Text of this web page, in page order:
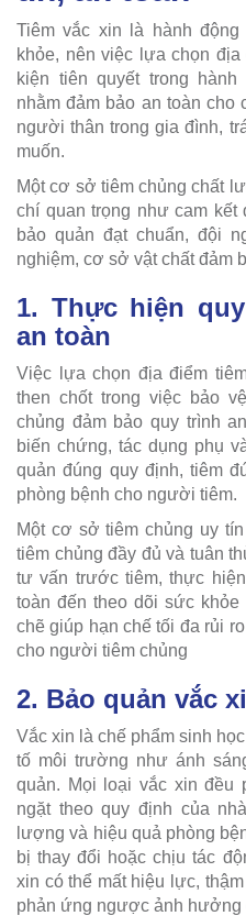
Tiêm vắc xin là hành
khỏe, nên việc lựa chọn
kiện tiên quyết trong
nhằm đảm bảo an toàn
người thân trong gia đình,
muốn.
Một cơ sở tiêm chủng chất
chí quan trọng như cam kết
bảo quản đạt chuẩn, đội
nghiệm, cơ sở vật chất đảm
1. Thực hiện
an toàn
Việc lựa chọn địa điểm
then chốt trong việc bảo
chủng đảm bảo quy trình
biến chứng, tác dụng phụ
quản đúng quy định, tiêm
phòng bệnh cho người tiêm.
Một cơ sở tiêm chủng uy
tiêm chủng đầy đủ và tuân
tư vấn trước tiêm, thực
toàn đến theo dõi sức
chẽ giúp hạn chế tối đa rủi
cho người tiêm chủng
2. Bảo quản vắc
Vắc xin là chế phẩm sinh
tố môi trường như ánh
quản. Mọi loại vắc xin đều
ngặt theo quy định của
lượng và hiệu quả phòng
bị thay đổi hoặc chịu tác
xin có thể mất hiệu lực,
phản ứng ngược ảnh